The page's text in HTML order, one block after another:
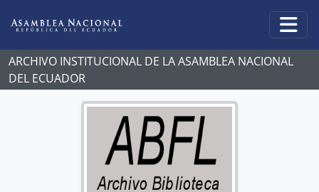
ARCHIVO INSTITUCIONAL DE LA ASAMBLEA NACIONAL
DEL ECUADOR